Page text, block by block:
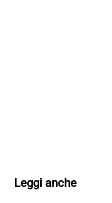
Leggi anche